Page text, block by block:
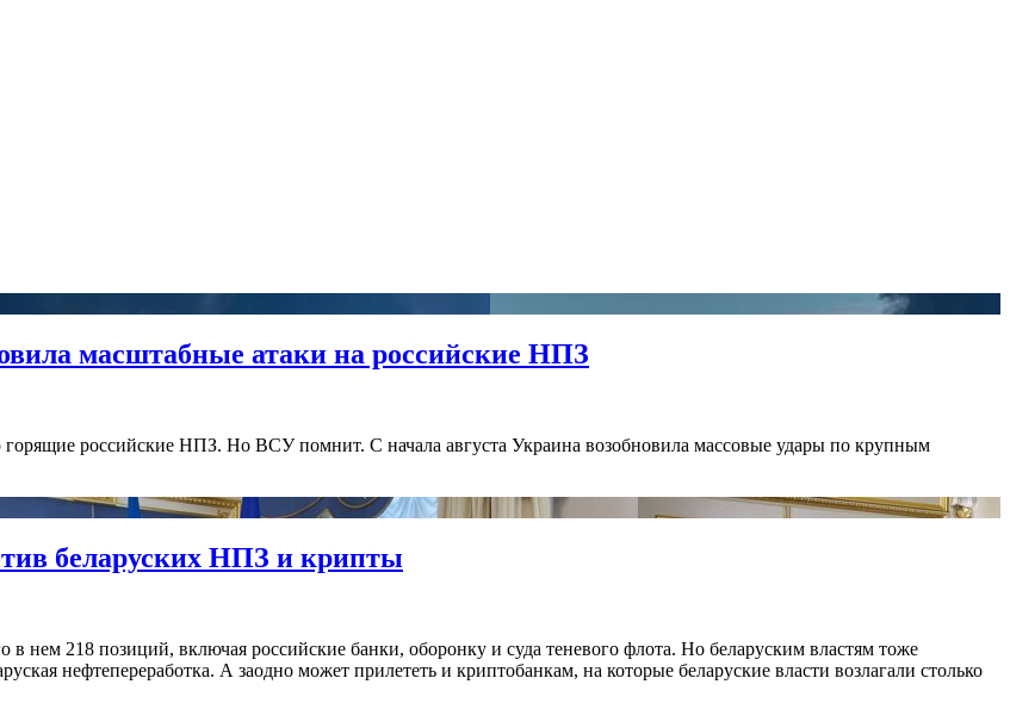
масштабные атаки на российские НПЗ
горящие российские НПЗ. Но ВСУ помнит. С начала августа Украина возобновила массовые удары по крупным
беларуских НПЗ и крипты
нем 218 позиций, включая российские банки, оборонку и суда теневого флота. Но беларуским властям тоже
нефтепереработка. А заодно может прилететь и криптобанкам, на которые беларуские власти возлагали столько